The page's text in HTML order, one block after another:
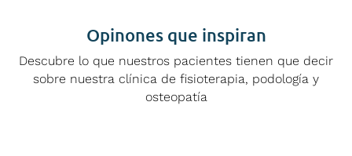
Opinones que inspiran
Descubre lo que nuestros pacientes tienen que decir
sobre nuestra clínica de fisioterapia, podología y
osteopatía